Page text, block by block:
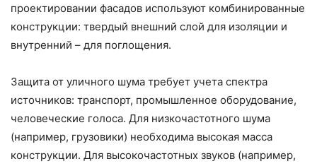
проектировании фасадов используют комбинированные
конструкции: твердый внешний слой для изоляции и
внутренний – для поглощения.
Защита от уличного шума требует учета спектра
источников: транспорт, промышленное оборудование,
человеческие голоса. Для низкочастотного шума
(например, грузовики) необходима высокая масса
конструкции. Для высокочастотных звуков (например,